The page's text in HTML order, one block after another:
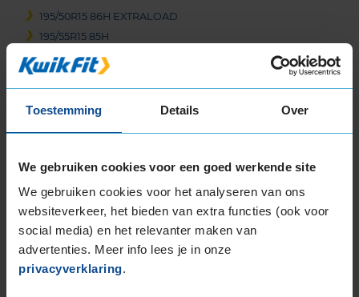
Toestemming Details Over
We gebruiken cookies voor een goed werkende site
We gebruiken cookies voor het analyseren van ons
websiteverkeer, het bieden van extra functies (ook voor
social media) en het relevanter maken van
advertenties. Meer info lees je in onze
privacyverklaring.
195/50R15 86H EXTRALOAD
195/55R15 85H
195/60R15 88H
195/65R15 91H
195/65R15 95T EXTRALOAD
16-inch banden
195/45R16 84H EXTRALOAD
195/50R16 88H EXTRALOAD
195/55R16 87H
195/55R16 91H EXTRALOAD